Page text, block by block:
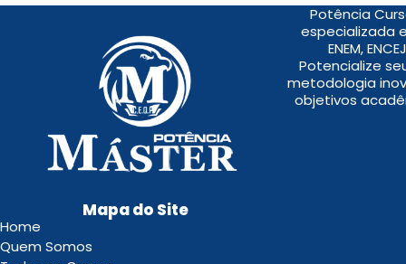
Potência
especializada
ENEM,
Potencialize
metodologia
objetivos
Mapa do Site
Home
Quem Somos